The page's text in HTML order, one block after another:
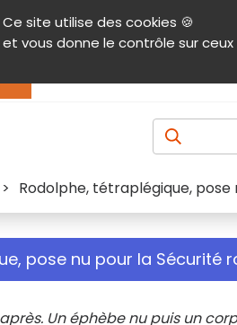
Ce site utilise des cookies 🍪
et vous donne le contrôle sur
Aide et accessibilité Menu principal
> Rodolphe, tétraplégique,
pose nu pour la Sécurité
Un éphèbe nu puis un